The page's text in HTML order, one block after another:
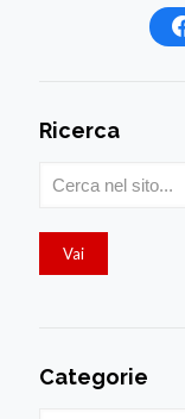
Ricerca
Categorie